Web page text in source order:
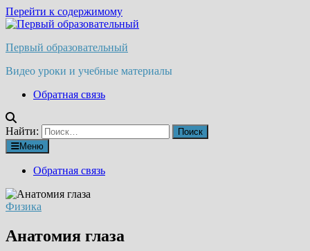
Перейти к содержимому
Первый образовательный
Видео уроки и учебные материалы
Обратная связь
Найти:
Меню
Обратная связь
Физика
Анатомия глаза